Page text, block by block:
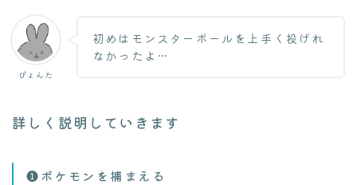
ぴょんた
初めはモンスターボールを上手く投げれ
なかったよ…
詳しく説明していきます
❶ポケモンを捕まえる